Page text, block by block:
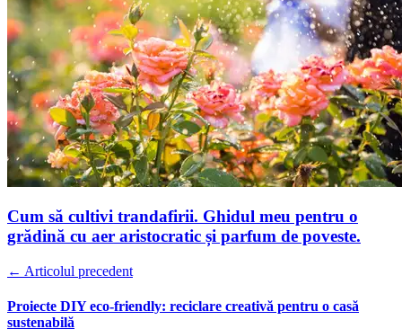
Cum să cultivi trandafirii. Ghidul meu pentru o
grădină cu aer aristocratic și parfum de poveste.
← Articolul precedent
Proiecte DIY eco-friendly: reciclare creativă pentru o casă
sustenabilă